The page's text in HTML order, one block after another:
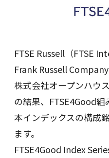
FTSE Russell（FTSE
Frank Russell
株式会社オープンハウ
の結果、FTSE4Good組
本インデックスの構成
ます。
FTSE4Good Index